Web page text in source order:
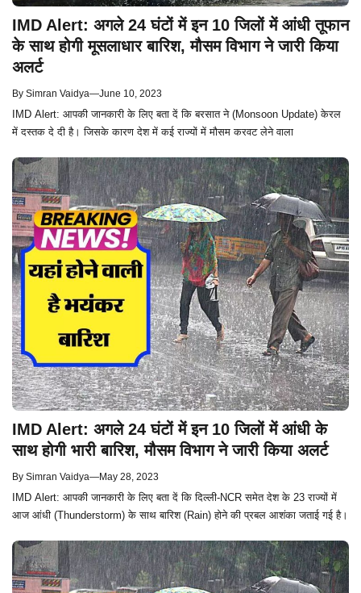
IMD Alert: अगले 24 घंटों में इन 10 जिलों में आंधी तूफान
के साथ होगी मूसलाधार बारिश, मौसम विभाग ने जारी किया
अलर्ट
By Simran Vaidya—June 10, 2023
IMD Alert: आपकी जानकारी के लिए बता दें कि बरसात ने (Monsoon Update) केरल
में दस्तक दे दी है। जिसके कारण देश में कई राज्यों में मौसम करवट लेने वाला
IMD Alert: अगले 24 घंटों में इन 10 जिलों में आंधी के
साथ होगी भारी बारिश, मौसम विभाग ने जारी किया अलर्ट
By Simran Vaidya—May 28, 2023
IMD Alert: आपकी जानकारी के लिए बता दें कि दिल्ली-NCR समेत देश के 23 राज्यों में
आज आंधी (Thunderstorm) के साथ बारिश (Rain) होने की प्रबल आशंका जताई गई है।